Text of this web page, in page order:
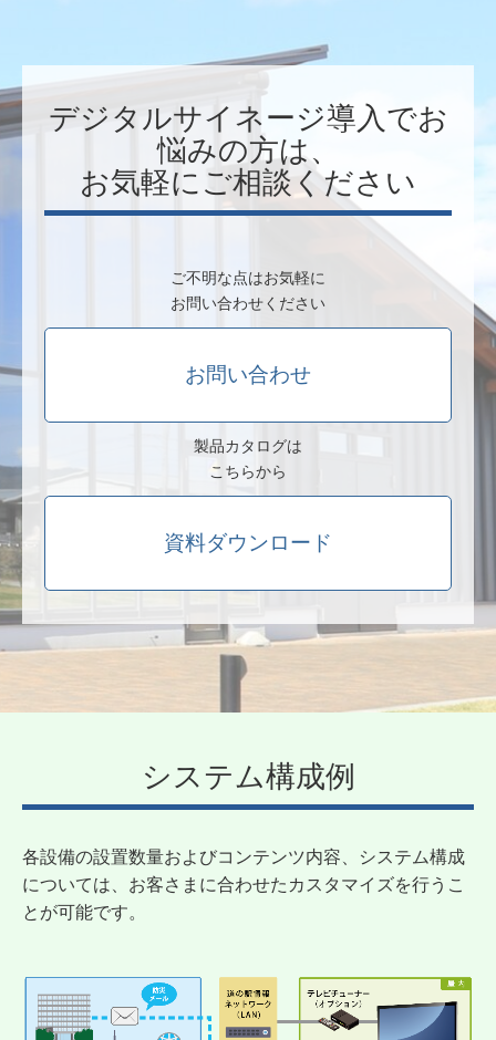
デジタルサイネージ導入でお
悩みの方は、
お気軽にご相談ください
ご不明な点はお気軽に
お問い合わせください
お問い合わせ
製品カタログは
こちらから
資料ダウンロード
システム構成例
各設備の設置数量およびコンテンツ内容、システム構成
については、お客さまに合わせたカスタマイズを行うこ
とが可能です。